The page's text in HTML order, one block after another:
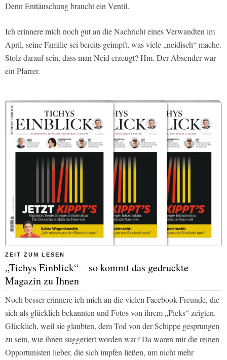
Denn Enttäuschung braucht ein Ventil.
Ich erinnere mich noch gut an die Nachricht eines Verwandten im
April, seine Familie sei bereits geimpft, was viele „neidisch“ mache.
Stolz darauf sein, dass man Neid erzeugt? Hm. Der Absender war
ein Pfarrer.
ZEIT ZUM LESEN
„Tichys Einblick“ – so kommt das gedruckte
Magazin zu Ihnen
Noch besser erinnere ich mich an die vielen Facebook-Freunde, die
sich als glücklich bekannten und Fotos von ihrem „Pieks“ zeigten.
Glücklich, weil sie glaubten, dem Tod von der Schippe gesprungen
zu sein, wie ihnen suggeriert worden war? Da waren mir die reinen
Opportunisten lieber, die sich impfen ließen, um nicht mehr